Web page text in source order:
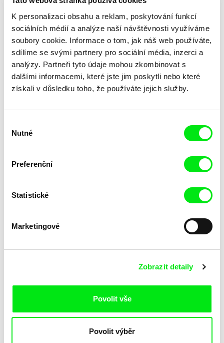
K personalizaci obsahu a reklam, poskytování funkcí
sociálních médií a analýze naší návštěvnosti využíváme
soubory cookie. Informace o tom, jak náš web používáte,
sdílíme se svými partnery pro sociální média, inzerci a
analýzy. Partneři tyto údaje mohou zkombinovat s
dalšími informacemi, které jste jim poskytli nebo které
získali v důsledku toho, že používáte jejich služby.
souhlasu
Nutné
Preferenční
Statistické
Marketingové
Zobrazit detaily
Povolit vše
Povolit výběr
Margareta Hruza
Domov
Sergei Loznitsa
Dopis
Małgorzata Goździk Dominik György
David Redmon, Ashley Sabin
Peter Tscherkassky